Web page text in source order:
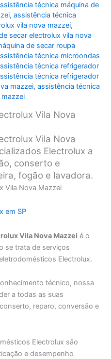
técnica máquina de
,assistência técnica
vila nova mazzei,
secar electrolux vila nova
de secar roupa
técnica microondas
técnica refrigerador
técnica refrigerador
mazzei,assistência técnica
Vila Nova
Vila Nova
Electrolux a
conserto e
fogão e lavadora.
Vila Nova Mazzei
em SP
Vila Nova Mazzei é o
se trata de serviços
Electrolux.
técnico, nossa
a todas as suas
reparo, conversão e
Electrolux são
e desempenho